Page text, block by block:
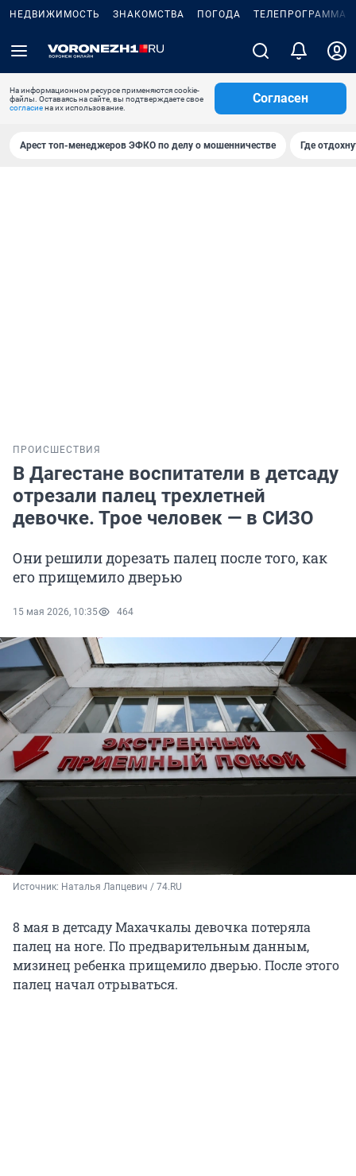
НЕДВИЖИМОСТЬ ЗНАКОМСТВА ПОГОДА ТЕЛЕПРОГРАММА
На информационном ресурсе применяются cookie-
файлы. Оставаясь на сайте, вы подтверждаете свое
согласиена их использование.
Согласен
Арест топ-менеджеров ЭФКО по делу о мошенничестве Где
ПРОИСШЕСТВИЯ
В Дагестане воспитатели в детсаду
отрезали палец трехлетней
девочке. Трое человек — в СИЗО
Они решили дорезать палец после того, как
его прищемило дверью
15 мая 2026, 10:35 464
Источник: Наталья Лапцевич / 74.RU
8 мая в детсаду Махачкалы девочка потеряла
палец на ноге. По предварительным данным,
мизинец ребенка прищемило дверью. После этого
палец начал отрываться.